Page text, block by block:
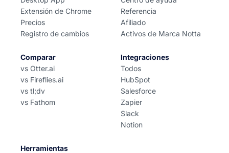
Extensión de Chrome
Precios
Registro de cambios
Referencia
Afiliado
Activos de Marca Notta
Comparar
vs Otter.ai
vs Fireflies.ai
vs tl;dv
vs Fathom
Integraciones
Todos
HubSpot
Salesforce
Zapier
Slack
Notion
Herramientas